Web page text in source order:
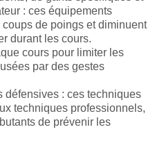
: ces équipements
de poings et diminuent
durant les cours.
cours pour limiter les
par des gestes
défensives : ces techniques
techniques professionnels,
de prévenir les